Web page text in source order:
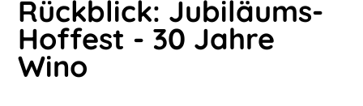
Rückblick: Jubiläums-
Hoffest - 30 Jahre
Wino